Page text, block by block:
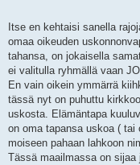
Itse en kehtaisi sanella
omaa oikeuden
tahansa, on jokaisella
ei valitulla ryhmällä vaan
En vain oikein ymmärrä
tässä nyt on puhuttu
uskosta. Elämäntapa
on oma tapansa uskoa (
moiseen pahaan lahkoon
Tässä maailmassa on